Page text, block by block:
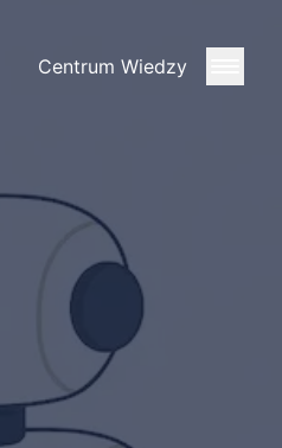
Centrum Wiedzy